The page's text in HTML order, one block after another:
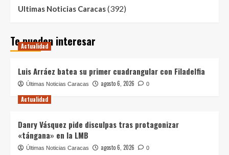
Ultimas Noticias Caracas(392)
Te pueden interesar
Actualidad
Luis Arráez batea su primer cuadrangular con Filadelfia
Últimas Noticias Caracas agosto 6, 2026 0
Actualidad
Danry Vásquez pide disculpas tras protagonizar
«tángana» en la LMB
Últimas Noticias Caracas agosto 6, 2026 0